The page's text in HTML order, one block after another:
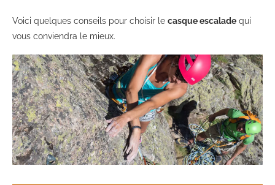
Voici quelques conseils pour choisir le casque escalade qui
vous conviendra le mieux.